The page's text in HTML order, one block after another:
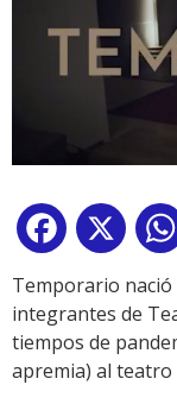
Facebook
X
Temporario nació
integrantes de
tiempos de
apremia) al